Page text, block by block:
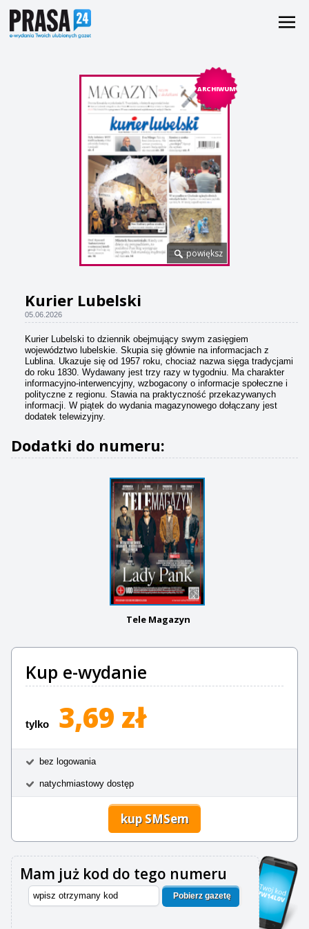
ARCHIWUM
powiększ
Kurier Lubelski
05.06.2026
Kurier Lubelski to dziennik obejmujący swym zasięgiem
województwo lubelskie. Skupia się głównie na informacjach z
Lublina. Ukazuje się od 1957 roku, chociaż nazwa sięga tradycjami
do roku 1830. Wydawany jest trzy razy w tygodniu. Ma charakter
informacyjno-interwencyjny, wzbogacony o informacje społeczne i
polityczne z regionu. Stawia na praktyczność przekazywanych
informacji. W piątek do wydania magazynowego dołączany jest
dodatek telewizyjny.
Dodatki do numeru:
Tele Magazyn
Kup e-wydanie
tylko 3,69 zł
bez logowania
natychmiastowy dostęp
kup SMSem
Mam już kod do tego numeru
Pobierz gazetę